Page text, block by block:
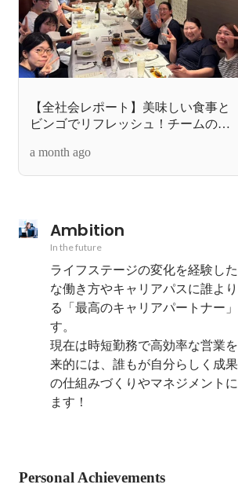
【全社会レポート】美味しい食事と
ビンゴでリフレッシュ！チームの結
a month ago
Ambition
In the future
ライフステージの変化を経験し
な働き方やキャリアパスに誰よ
る「最高のキャリアパートナー
す。
現在は時短勤務で高効率な営業
来的には、誰もが自分らしく成
の仕組みづくりやマネジメント
ます！
Personal Achievements